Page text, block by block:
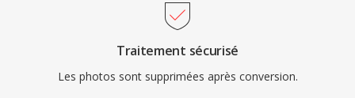
Traitement sécurisé
Les photos sont supprimées après conversion.